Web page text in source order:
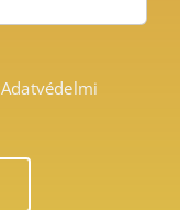
Adatvédelmi